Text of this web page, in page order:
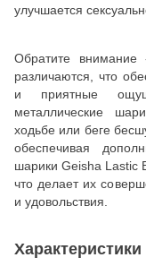
улучшается
Обратите
различаются, что
и приятные
металлические
ходьбе или беге
обеспечивая
шарики Geisha Lastic
что делает их
и удовольствия.
Характеристики